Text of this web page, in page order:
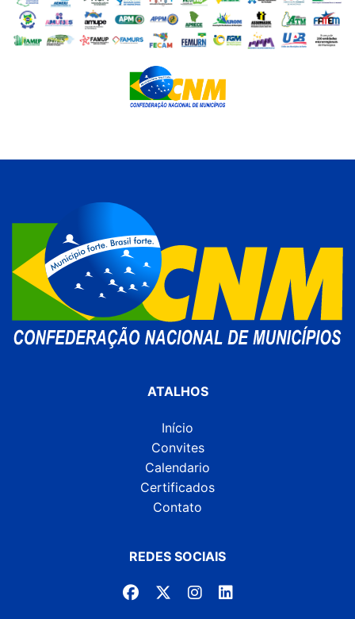
ATALHOS
Início
Convites
Calendario
Certificados
Contato
REDES SOCIAIS